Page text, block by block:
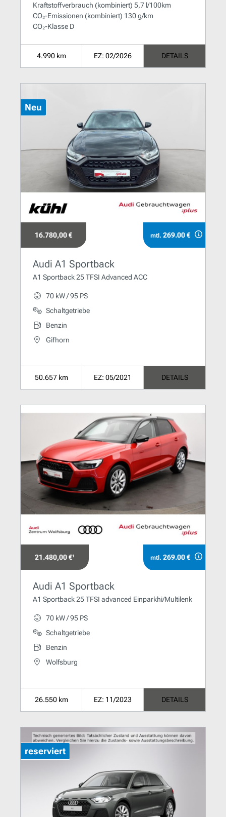
Kraftstoffverbrauch (kombiniert) 5,7 l/100km
CO₂-Emissionen (kombiniert) 130 g/km
CO₂-Klasse D
4.990 km EZ: 02/2026 DETAILS
Neu
16.780,00 € mtl. 269.00 €
Audi A1 Sportback
A1 Sportback 25 TFSI Advanced ACC
70 kW / 95 PS
Schaltgetriebe
Benzin
Gifhorn
50.657 km EZ: 05/2021 DETAILS
21.480,00 €¹ mtl. 269.00 €
Audi A1 Sportback
A1 Sportback 25 TFSI advanced Einparkhi/Multilenk
70 kW / 95 PS
Schaltgetriebe
Benzin
Wolfsburg
26.550 km EZ: 11/2023 DETAILS
reserviert